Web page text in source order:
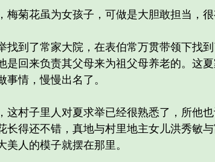
花虽为女孩子，可做是大胆敢担当，很
到了常家大院，在表伯常万贯带领下找到
是回来负责其父母来为祖父母养老的。这
事情，慢慢出名了。
村子里人对夏求举已经很熟悉了，所他也
长得还不错，真地与村里地主女儿洪秀敏
美人的模子就摆在那里。